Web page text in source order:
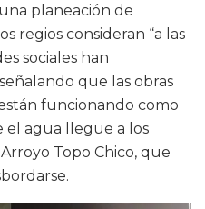
planeación de
regios consideran “a las
sociales han
que las obras
funcionando como
el agua llegue a los
Topo Chico, que